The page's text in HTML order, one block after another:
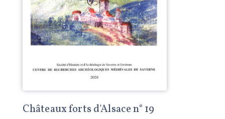
Châteaux forts d'Alsace n° 19